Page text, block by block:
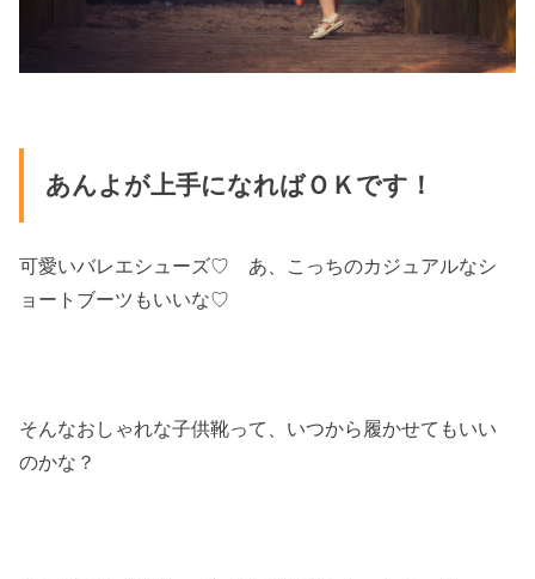
あんよが上手になればＯＫです！
可愛いバレエシューズ♡ あ、こっちのカジュアルなシ
ョートブーツもいいな♡
そんなおしゃれな子供靴って、いつから履かせてもいい
のかな？